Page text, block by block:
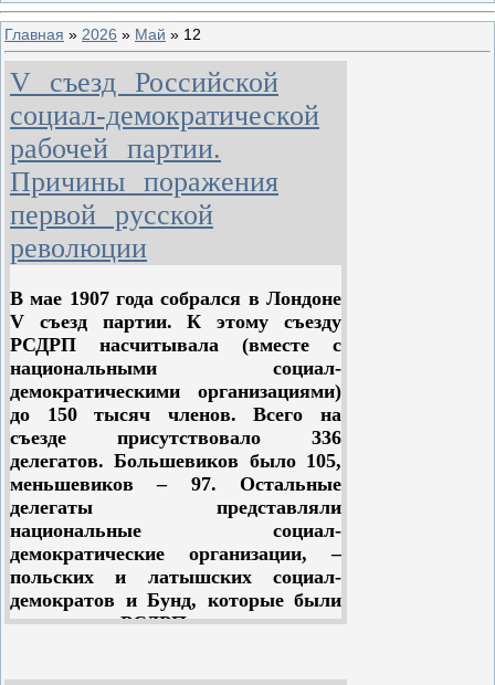
Главная » 2026 » Май » 12
V съезд Российской
социал-демократической
рабочей партии.
Причины поражения
первой русской
революции
В мае 1907 года собрался в Лондоне
V съезд партии. К этому съезду
РСДРП насчитывала (вместе с
национальными социал-
демократическими организациями)
до 150 тысяч членов. Всего на
съезде присутствовало 336
делегатов. Большевиков было 105,
меньшевиков – 97. Остальные
делегаты представляли
национальные социал-
демократические организации, –
польских и латышских социал-
демократов и Бунд, которые были
приняты в РСДРП на предыдущем